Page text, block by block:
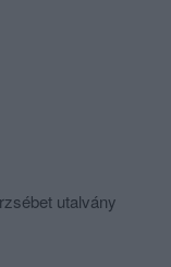
utalvány